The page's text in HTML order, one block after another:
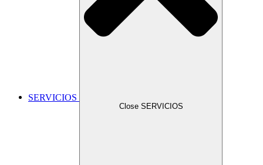
SERVICIOS
Close SERVICIOS